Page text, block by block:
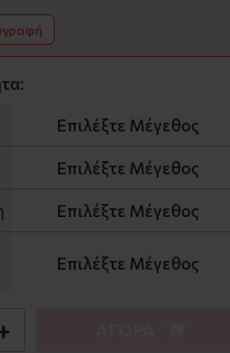
Επιλέξτε Μέγεθος
Επιλέξτε Μέγεθος
Επιλέξτε Μέγεθος
Επιλέξτε Μέγεθος